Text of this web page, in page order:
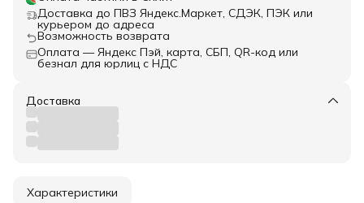
Доставка до ПВЗ Яндекс.Маркет, СДЭК, ПЭК или
курьером до адреса
Возможность возврата
Оплата — Яндекс Пэй, карта, СБП, QR-код или
безнал для юрлиц с НДС
Доставка
Характеристики